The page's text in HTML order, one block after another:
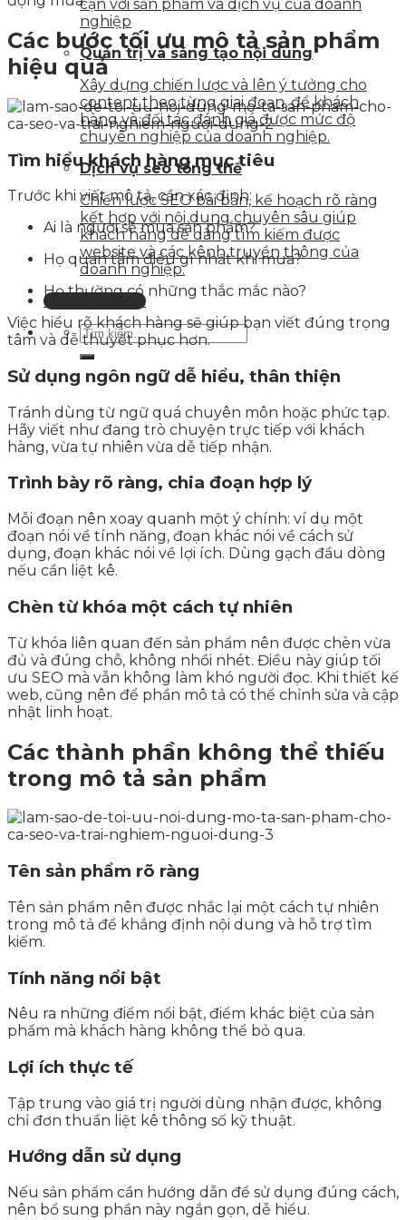
cận với sản phẩm và dịch vụ của doanh
nghiệp
Quản trị và sáng tạo nội dung
Xây dựng chiến lược và lên ý tưởng cho
content theo từng giai đoạn, để khách
hàng và đối tác đánh giá được mức độ
chuyên nghiệp của doanh nghiệp.
Dịch vụ seo tổng thể
Chiến lược SEO bài bản, kế hoạch rõ ràng
kết hợp với nội dung chuyên sâu giúp
khách hàng dễ dàng tìm kiếm được
website và các kênh truyền thông của
doanh nghiệp.
Liên hệ tư vấn
Các bước tối ưu mô tả sản phẩm
hiệu quả
Tìm hiểu khách hàng mục tiêu
Trước khi viết mô tả, cần xác định:
Ai là người sẽ mua sản phẩm?
Họ quan tâm điều gì nhất khi mua?
Họ thường có những thắc mắc nào?
Việc hiểu rõ khách hàng sẽ giúp bạn viết đúng trọng
tâm và dễ thuyết phục hơn.
Sử dụng ngôn ngữ dễ hiểu, thân thiện
Tránh dùng từ ngữ quá chuyên môn hoặc phức tạp.
Hãy viết như đang trò chuyện trực tiếp với khách
hàng, vừa tự nhiên vừa dễ tiếp nhận.
Trình bày rõ ràng, chia đoạn hợp lý
Mỗi đoạn nên xoay quanh một ý chính: ví dụ một
đoạn nói về tính năng, đoạn khác nói về cách sử
dụng, đoạn khác nói về lợi ích. Dùng gạch đầu dòng
nếu cần liệt kê.
Chèn từ khóa một cách tự nhiên
Từ khóa liên quan đến sản phẩm nên được chèn vừa
đủ và đúng chỗ, không nhồi nhét. Điều này giúp tối
ưu SEO mà vẫn không làm khó người đọc. Khi thiết kế
web, cũng nên để phần mô tả có thể chỉnh sửa và cập
nhật linh hoạt.
Các thành phần không thể thiếu
trong mô tả sản phẩm
Tên sản phẩm rõ ràng
Tên sản phẩm nên được nhắc lại một cách tự nhiên
trong mô tả để khẳng định nội dung và hỗ trợ tìm
kiếm.
Tính năng nổi bật
Nêu ra những điểm nổi bật, điểm khác biệt của sản
phẩm mà khách hàng không thể bỏ qua.
Lợi ích thực tế
Tập trung vào giá trị người dùng nhận được, không
chỉ đơn thuần liệt kê thông số kỹ thuật.
Hướng dẫn sử dụng
Nếu sản phẩm cần hướng dẫn để sử dụng đúng cách,
nên bổ sung phần này ngắn gọn, dễ hiểu.